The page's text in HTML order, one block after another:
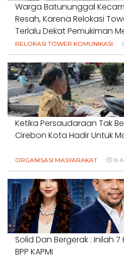
Warga Batununggal
Resah, Karena Relokasi
Terlalu Dekat Pemukiman
RELOKASI TOWER KOMUNIKASI
Ketika Persaudaraan Tak
Cirebon Kota Hadir Untuk
ORGANISASI MASYARAKAT 8
Solid Dan Bergerak : Inilah
BPP KAPMI